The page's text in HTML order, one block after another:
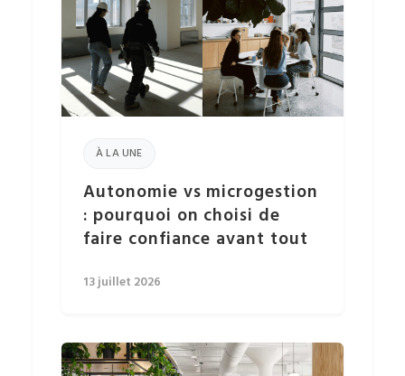
À LA UNE
Autonomie vs microgestion
: pourquoi on choisi de
faire confiance avant tout
13 juillet 2026